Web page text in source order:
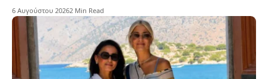
6 Αυγούστου 20262 Min Read